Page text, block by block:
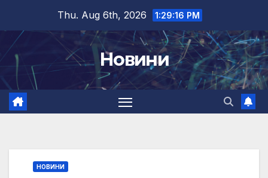
content
Thu. Aug 6th, 2026 1:29:16 PM
Новини
НОВИНИ